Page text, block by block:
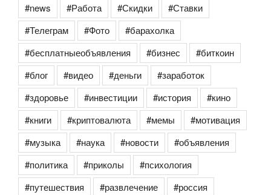
#news
#Работа #Скидки
#Ставки
#Телеграм
#Фото
#барахолка
#бесплатныеобъявления
#бизнес
#биткоин
#блог
#видео #деньги
#заработок
#здоровье
#инвестиции #история
#кино
#книги
#криптовалюта #мемы
#мотивация
#музыка
#наука #новости
#объявления
#политика
#приколы
#психология
#путешествия
#развлечение
#россия